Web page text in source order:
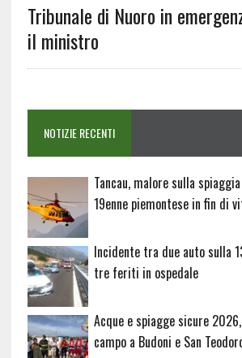
Tribunale di Nuoro in
il ministro
NOTIZIE RECENTI
Tancau, malore sulla
19enne piemontese in fin di
Incidente tra due auto sulla
tre feriti in ospedale
Acque e spiagge sicure
campo a Budoni e San